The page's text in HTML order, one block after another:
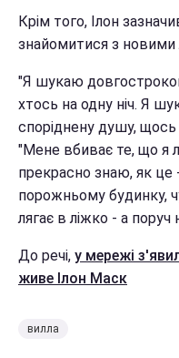
Крім того, Ілон
знайомитися з
"Я шукаю
хтось на одну ніч. Я
споріднену душу, щось
"Мене вбиває те, що я
прекрасно знаю, як
порожньому будинку,
лягає в ліжко - а поруч
До речі, у мережі
живе Ілон Маск
вилла